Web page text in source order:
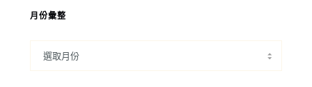
月份彙整